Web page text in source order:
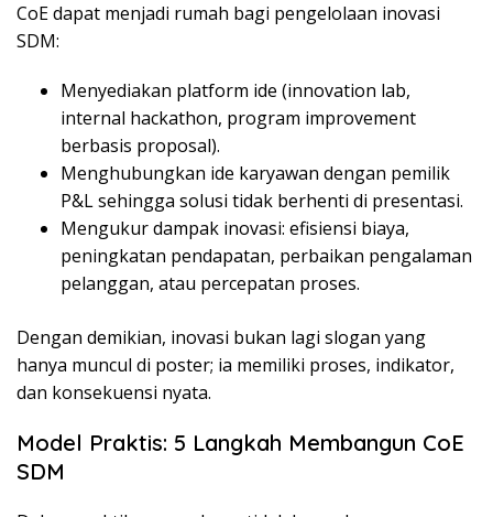
CoE dapat menjadi rumah bagi pengelolaan inovasi
SDM:
Menyediakan platform ide (innovation lab,
internal hackathon, program improvement
berbasis proposal).
Menghubungkan ide karyawan dengan pemilik
P&L sehingga solusi tidak berhenti di presentasi.
Mengukur dampak inovasi: efisiensi biaya,
peningkatan pendapatan, perbaikan pengalaman
pelanggan, atau percepatan proses.
Dengan demikian, inovasi bukan lagi slogan yang
hanya muncul di poster; ia memiliki proses, indikator,
dan konsekuensi nyata.
Model Praktis: 5 Langkah Membangun CoE
SDM